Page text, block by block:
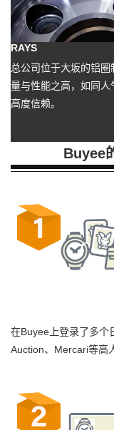
RAYS
总公司位于大坂的铝
量与性能之高，如同人
高度信赖。
Buyee
在Buyee上登录了多个
Auction、Mercari等高